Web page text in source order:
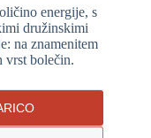
energije, s
družinskimi
na znamenitem
vrst bolečin.